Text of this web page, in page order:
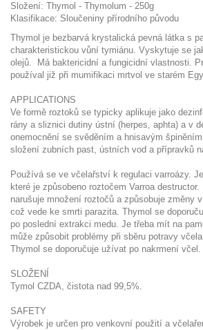
Složení: Thymol - Thymolum - 250g
Klasifikace: Sloučeniny přírodního původu
Thymol je bezbarvá krystalická pevná látka s
charakteristickou vůní tymiánu. Vyskytuje se
olejů. Má baktericidní a fungicidní vlastnosti.
používal již při mumifikaci mrtvol ve starém
APPLICATIONS
Ve formě roztoků se typicky aplikuje jako
rány a sliznici dutiny ústní (herpes, aphta) a v
onemocnění se svěděním a hnisavým
složení zubních past, ústních vod a přípravků
Používá se ve včelařství k regulaci varroázy.
které je způsobeno roztočem Varroa
narušuje množení roztočů a způsobuje změny
což vede ke smrti parazita. Thymol se
po poslední extrakci medu. Je třeba mít na
může způsobit problémy při sběru potravy
Thymol se doporučuje užívat po nakrmení včel.
SLOŽENÍ
Tymol CZDA, čistota nad 99,5%.
SAFETY
Výrobek je určen pro venkovní použití a